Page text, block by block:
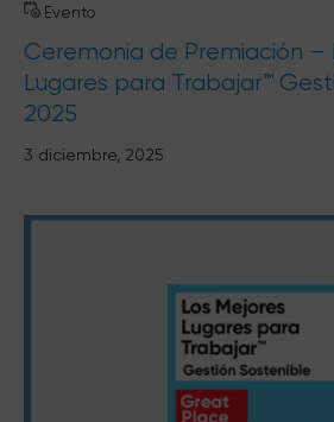
Evento
Ceremonia de Premiación –
Lugares para Trabajar™
2025
3 diciembre, 2025